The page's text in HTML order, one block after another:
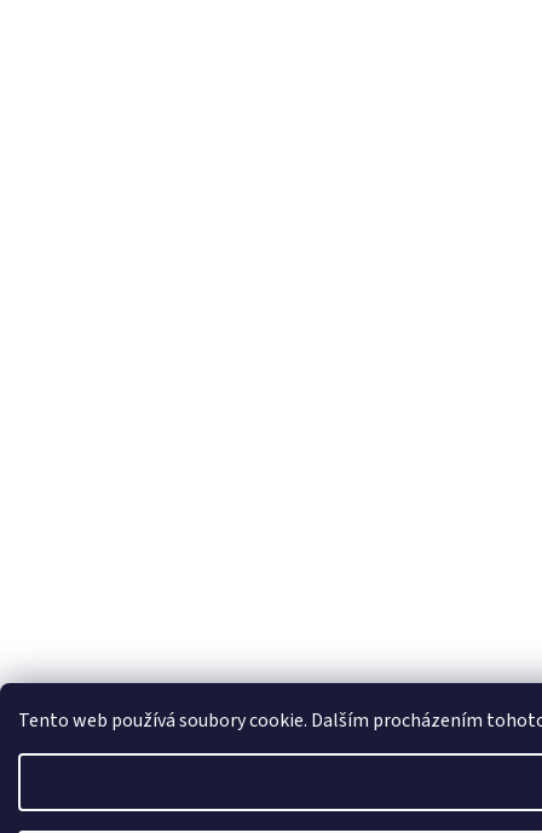
Tento web používá soubory cookie. Dalším procházením